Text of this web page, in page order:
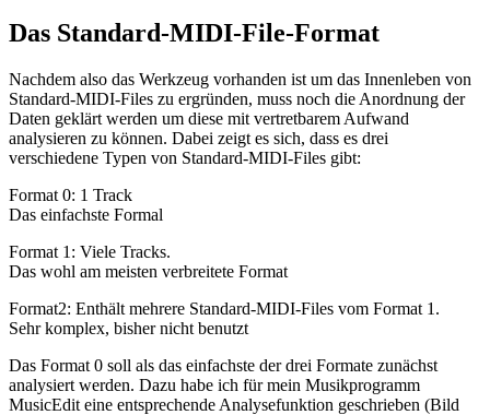
Das Standard-MIDI-File-Format
Nachdem also das Werkzeug vorhanden ist um das Innenleben von
Standard-MIDI-Files zu ergründen, muss noch die Anordnung der
Daten geklärt werden um diese mit vertretbarem Aufwand
analysieren zu können. Dabei zeigt es sich, dass es drei
verschiedene Typen von Standard-MIDI-Files gibt:
Format 0: 1 Track
Das einfachste Formal
Format 1: Viele Tracks.
Das wohl am meisten verbreitete Format
Format2: Enthält mehrere Standard-MIDI-Files vom Format 1.
Sehr komplex, bisher nicht benutzt
Das Format 0 soll als das einfachste der drei Formate zunächst
analysiert werden. Dazu habe ich für mein Musikprogramm
MusicEdit eine entsprechende Analysefunktion geschrieben (Bild